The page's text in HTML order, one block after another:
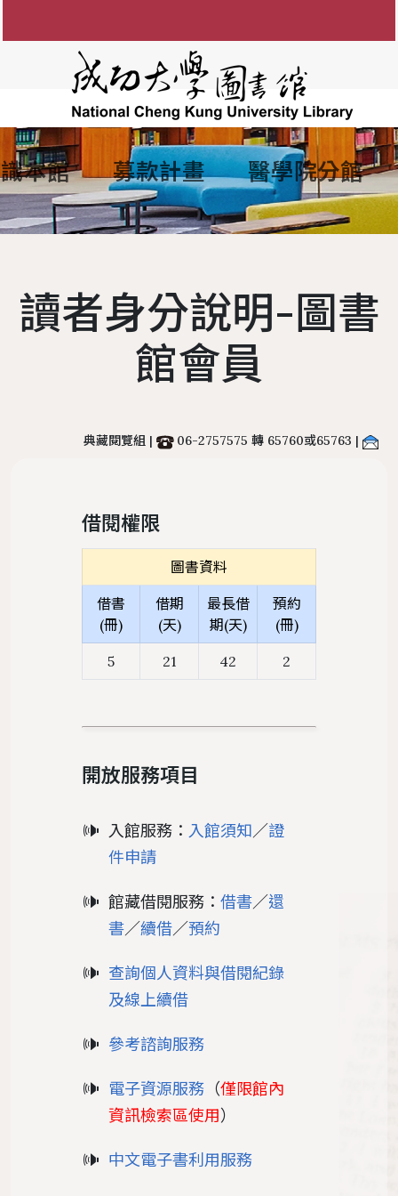
本館 募款計畫 醫學院分館
館藏目錄
新書通報
綠色大學
電子
博碩士論
成功大
外文期刊館藏清單
報紙館藏清單
年度訂購期刊清單
電子資源服務
圖書服務
使用服務
教授指定參考用書
館藏分類統計查詢
RapidILL西文文獻快遞服務
跨館圖書互借
國科會期刊資源研究支援服務
中研院統計文獻服務
參考諮詢服務
防範掠奪性出版陷阱
館藏資源利用
學術影響力&研究者
個人學術檔案
FAQ
讀者留言板
書香享閱卡
服務滿意度調查
遺失物品
遵守智慧財產權宣導
PWA操作說明
讀者意
圖書館館徽
歷任館長
圖書委員會
組織架構
各組業務
工作人員
樓層簡介
避難逃生路線圖
圖書館館刊
圖書館行事曆
讀者身分說明-圖書
館會員
典藏閱覽組 | 06-2757575 轉 65760或65763 |
借閱權限
圖書資料
借書
(冊)
借期
(天)
最長借
期(天)
預約
(冊)
5 21 42 2
開放服務項目
入館服務： 入館須知／證
件申請
館藏借閱服務： 借書／還
書／續借／預約
查詢個人資料與借閱紀錄
及線上續借
參考諮詢服務
電子資源服務 （僅限館內
資訊檢索區使用）
中文電子書利用服務